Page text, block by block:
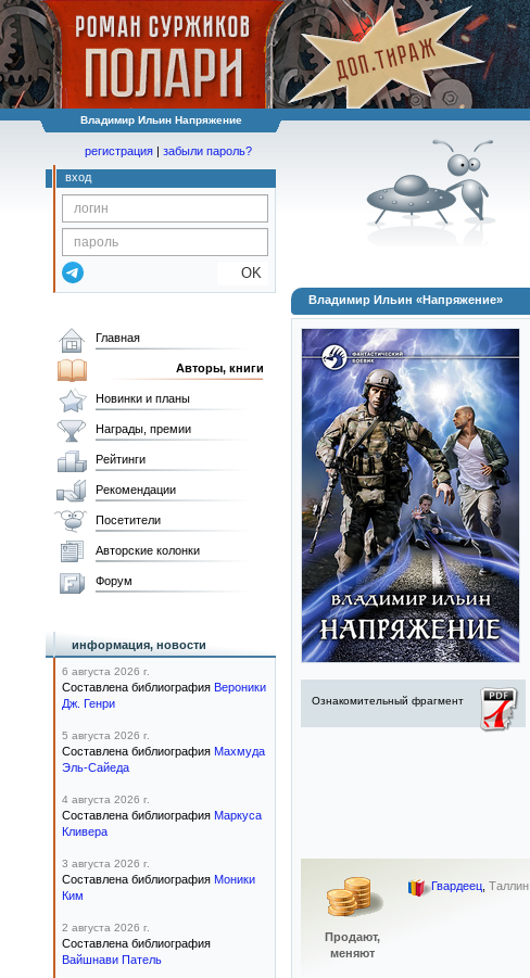
Владимир Ильин Напряжение
регистрация | забыли пароль?
вход
OK
Владимир Ильин «Напряжение»
Ознакомительный фрагмент
Продают,
меняют
Гвардеец, Таллин
Главная
Авторы, книги
Новинки и планы
Награды, премии
Рейтинги
Рекомендации
Посетители
Авторские колонки
Форум
информация, новости
6 августа 2026 г.
Составлена библиография Вероники
Дж. Генри
5 августа 2026 г.
Составлена библиография Махмуда
Эль-Сайеда
4 августа 2026 г.
Составлена библиография Маркуса
Кливера
3 августа 2026 г.
Составлена библиография Моники
Ким
2 августа 2026 г.
Составлена библиография
Вайшнави Патель